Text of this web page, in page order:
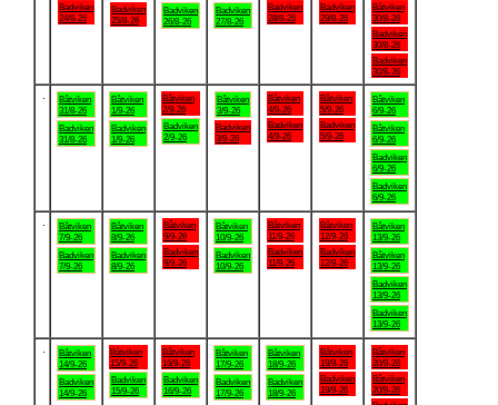
Badviken
24/8-26
Badviken
25/8-26
Badviken
26/8-26
Badviken
27/8-26
Badviken
28/8-26
Badviken
29/8-26
Båtviken
30/8-26
Badviken
30/8-26
Badviken
30/8-26
Båtviken
31/8-26
Badviken
31/8-26
Båtviken
1/9-26
Badviken
1/9-26
Båtviken
2/9-26
Badviken
2/9-26
Båtviken
3/9-26
Badviken
3/9-26
Båtviken
4/9-26
Badviken
4/9-26
Båtviken
5/9-26
Badviken
5/9-26
Båtviken
6/9-26
Båtviken
6/9-26
Badviken
6/9-26
Badviken
6/9-26
Båtviken
7/9-26
Badviken
7/9-26
Båtviken
8/9-26
Badviken
8/9-26
Båtviken
9/9-26
Badviken
9/9-26
Båtviken
10/9-26
Badviken
10/9-26
Båtviken
11/9-26
Badviken
11/9-26
Båtviken
12/9-26
Badviken
12/9-26
Båtviken
13/9-26
Båtviken
13/9-26
Badviken
13/9-26
Badviken
13/9-26
Båtviken
14/9-26
Badviken
14/9-26
Båtviken
15/9-26
Badviken
15/9-26
Båtviken
16/9-26
Badviken
16/9-26
Båtviken
17/9-26
Badviken
17/9-26
Båtviken
18/9-26
Badviken
18/9-26
Båtviken
19/9-26
Badviken
19/9-26
Båtviken
20/9-26
Båtviken
20/9-26